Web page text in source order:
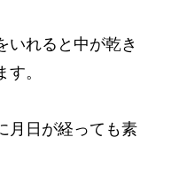
いれると中が乾き
。
月日が経っても素